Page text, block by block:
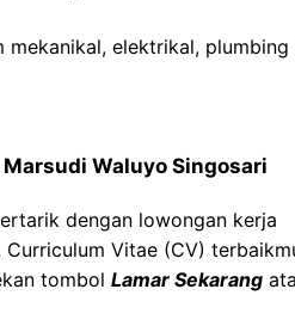
mekanikal, elektrikal, plumbing
Marsudi Waluyo Singosari
dengan lowongan kerja
Vitae (CV)
tombol Lamar Sekarang